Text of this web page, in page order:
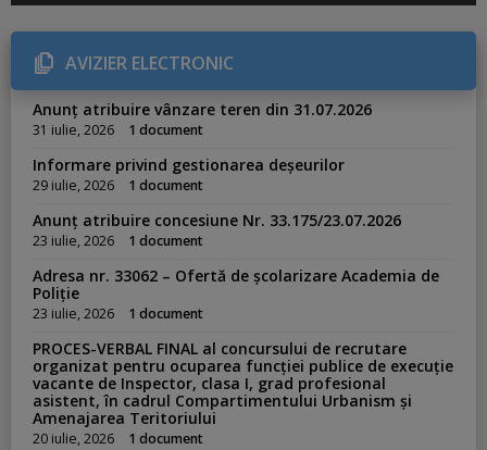
AVIZIER ELECTRONIC
Anunț atribuire vânzare teren din 31.07.2026
31 iulie, 2026 1 document
Informare privind gestionarea deșeurilor
29 iulie, 2026 1 document
Anunț atribuire concesiune Nr. 33.175/23.07.2026
23 iulie, 2026 1 document
Adresa nr. 33062 – Ofertă de școlarizare Academia de
Poliție
23 iulie, 2026 1 document
PROCES-VERBAL FINAL al concursului de recrutare
organizat pentru ocuparea funcției publice de execuție
vacante de Inspector, clasa I, grad profesional
asistent, în cadrul Compartimentului Urbanism și
Amenajarea Teritoriului
20 iulie, 2026 1 document